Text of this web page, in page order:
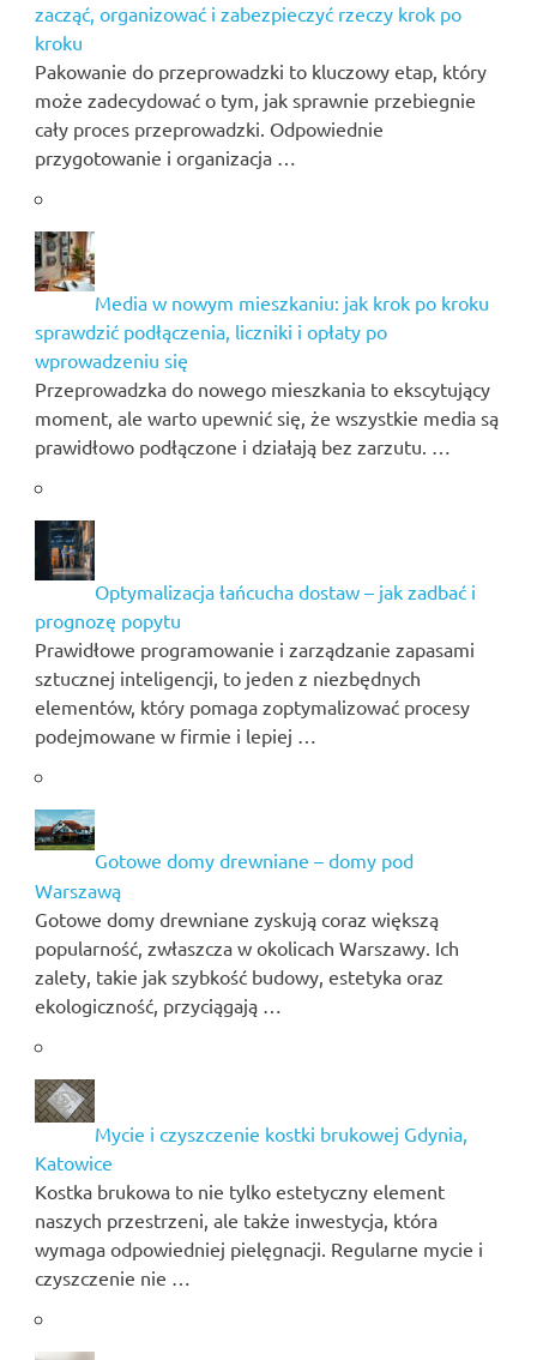
zacząć, organizować i zabezpieczyć rzeczy krok po
kroku
Pakowanie do przeprowadzki to kluczowy etap, który
może zadecydować o tym, jak sprawnie przebiegnie
cały proces przeprowadzki. Odpowiednie
przygotowanie i organizacja …
Media w nowym mieszkaniu: jak krok po kroku
sprawdzić podłączenia, liczniki i opłaty po
wprowadzeniu się
Przeprowadzka do nowego mieszkania to ekscytujący
moment, ale warto upewnić się, że wszystkie media są
prawidłowo podłączone i działają bez zarzutu. …
Optymalizacja łańcucha dostaw – jak zadbać i
prognozę popytu
Prawidłowe programowanie i zarządzanie zapasami
sztucznej inteligencji, to jeden z niezbędnych
elementów, który pomaga zoptymalizować procesy
podejmowane w firmie i lepiej …
Gotowe domy drewniane – domy pod
Warszawą
Gotowe domy drewniane zyskują coraz większą
popularność, zwłaszcza w okolicach Warszawy. Ich
zalety, takie jak szybkość budowy, estetyka oraz
ekologiczność, przyciągają …
Mycie i czyszczenie kostki brukowej Gdynia,
Katowice
Kostka brukowa to nie tylko estetyczny element
naszych przestrzeni, ale także inwestycja, która
wymaga odpowiedniej pielęgnacji. Regularne mycie i
czyszczenie nie …